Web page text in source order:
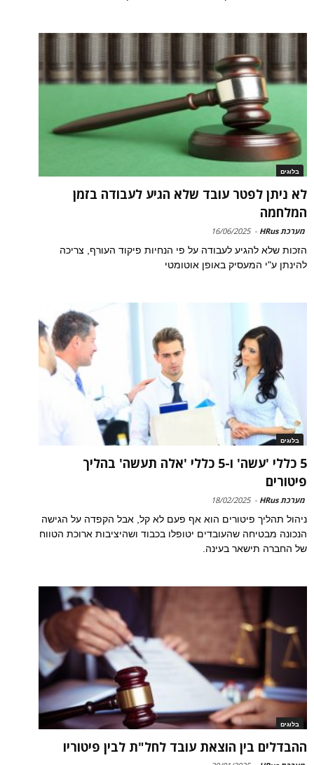
בלוגים
לא ניתן לפטר עובד שלא הגיע לעבודה בזמן
המלחמה
מערכת HRus -
16/06/2025
הזכות שלא להגיע לעבודה על פי הנחיות פיקוד העורף, צריכה
להינתן ע"י המעסיק באופן אוטומטי
בלוגים
5 כללי 'עשה' ו-5 כללי 'אלה תעשה' בהליך
פיטורים
מערכת HRus -
18/02/2025
ניהול תהליך פיטורים הוא אף פעם לא קל, אבל הקפדה על הגישה
הנכונה מבטיחה שהעובדים יטופלו בכבוד ושהיציבות ארוכת הטווח
של החברה תישאר בעינה.
בלוגים
ההבדלים בין הוצאת עובד לחל"ת לבין פיטוריו